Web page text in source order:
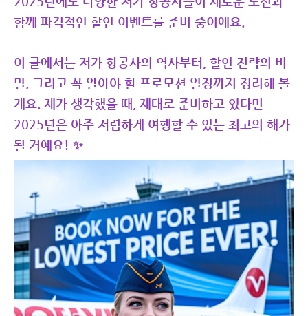
함께 파격적인 할인 이벤트를 준비 중이에요.
이 글에서는 저가 항공사의 역사부터, 할인 전략의 비
밀, 그리고 꼭 알아야 할 프로모션 일정까지 정리해 볼
게요. 제가 생각했을 때, 제대로 준비하고 있다면
2025년은 아주 저렴하게 여행할 수 있는 최고의 해가
될 거예요! ✨